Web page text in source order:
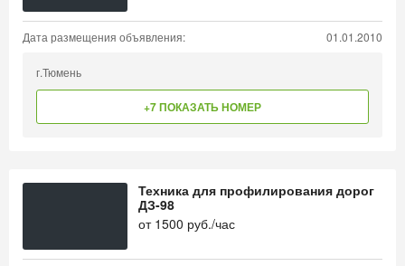
Дата размещения объявления: 01.01.2010
г.Тюмень
+7 ПОКАЗАТЬ НОМЕР
Техника для профилирования дорог
ДЗ-98
от 1500 руб./час